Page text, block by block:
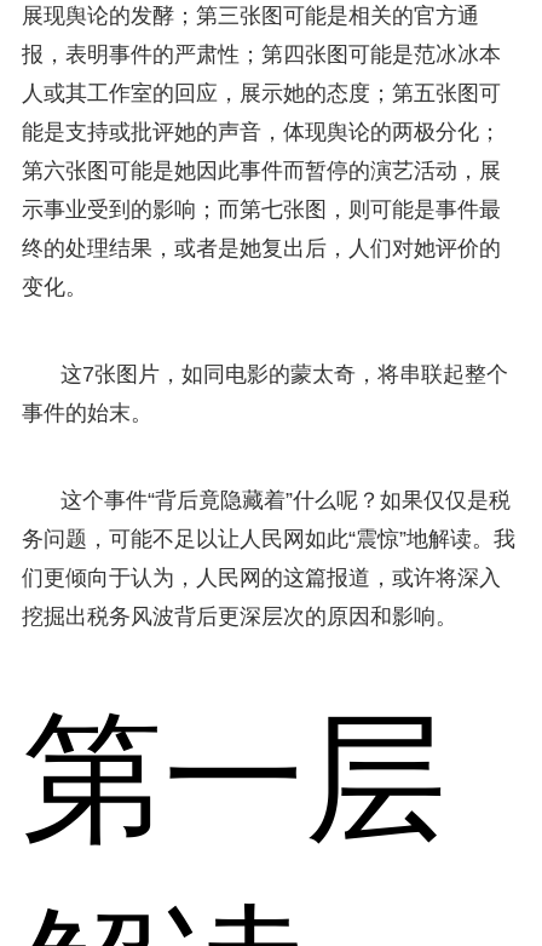
展现舆论的发酵；第三张图可能是相关的官方通
报，表明事件的严肃性；第四张图可能是范冰冰本
人或其工作室的回应，展示她的态度；第五张图可
能是支持或批评她的声音，体现舆论的两极分化；
第六张图可能是她因此事件而暂停的演艺活动，展
示事业受到的影响；而第七张图，则可能是事件最
终的处理结果，或者是她复出后，人们对她评价的
变化。
这7张图片，如同电影的蒙太奇，将串联起整个
事件的始末。
这个事件“背后竟隐藏着”什么呢？如果仅仅是税
务问题，可能不足以让人民网如此“震惊”地解读。我
们更倾向于认为，人民网的这篇报道，或许将深入
挖掘出税务风波背后更深层次的原因和影响。
第一层